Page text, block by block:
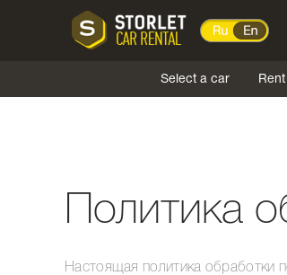
Select a car
Политика
Настоящая политика обработки